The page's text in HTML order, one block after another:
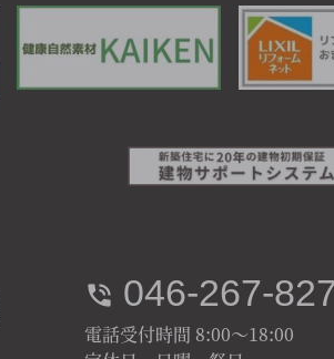
046-267-
電話受付時間 8:00～18:00